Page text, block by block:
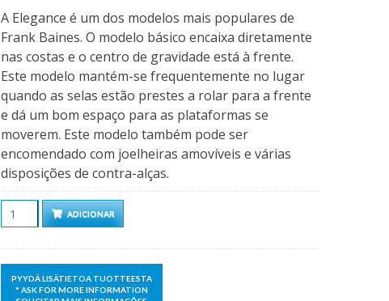
A Elegance é um dos modelos mais populares de
Frank Baines. O modelo básico encaixa diretamente
nas costas e o centro de gravidade está à frente.
Este modelo mantém-se frequentemente no lugar
quando as selas estão prestes a rolar para a frente
e dá um bom espaço para as plataformas se
moverem. Este modelo também pode ser
encomendado com joelheiras amovíveis e várias
disposições de contra-alças.
QuantidadeADICIONAR